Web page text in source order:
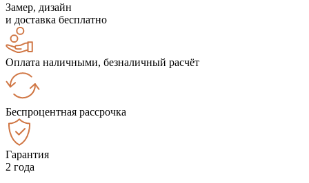
Замер, дизайн
и доставка бесплатно
Оплата наличными, безналичный расчёт
Беспроцентная рассрочка
Гарантия
2 года